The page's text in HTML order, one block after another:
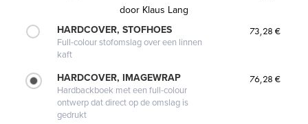
door Klaus Lang
HARDCOVER, STOFHOES
Full-colour stofomslag over een linnen
kaft
73,28 €
HARDCOVER, IMAGEWRAP
Hardbackboek met een full-colour
ontwerp dat direct op de omslag is
gedrukt
76,28 €